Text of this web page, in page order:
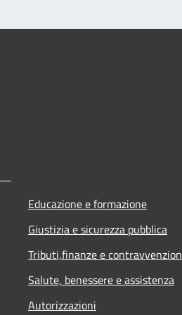
Educazione e formazione
Giustizia e sicurezza pubblica
Tributi,finanze e
Salute, benessere e assistenza
Autorizzazioni